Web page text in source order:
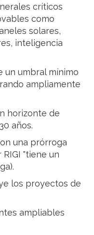
críticos
como
solares,
inteligencia
un umbral mínimo
ampliamente
horizonte de
años.
una prórroga
"tiene un
los proyectos de
ampliables